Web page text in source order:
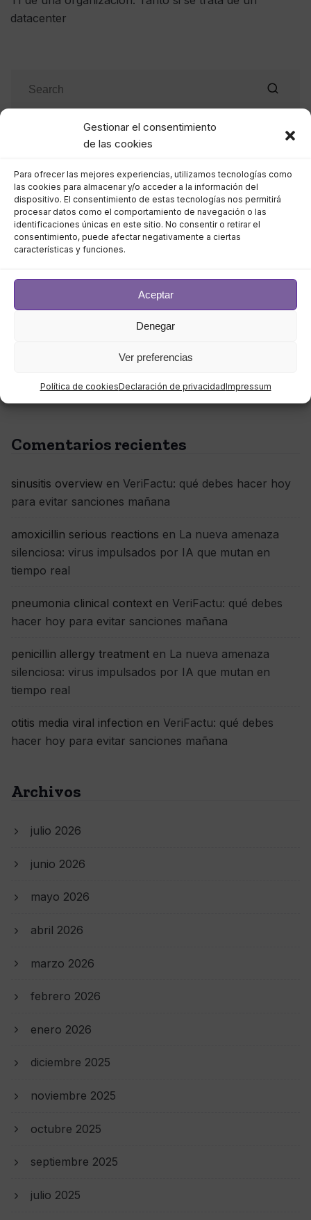
Gestionar el consentimiento
de las cookies
Para ofrecer las mejores experiencias, utilizamos tecnologías como
las cookies para almacenar y/o acceder a la información del
dispositivo. El consentimiento de estas tecnologías nos permitirá
procesar datos como el comportamiento de navegación o las
identificaciones únicas en este sitio. No consentir o retirar el
consentimiento, puede afectar negativamente a ciertas
características y funciones.
Aceptar
Denegar
Ver preferencias
Política de cookiesDeclaración de privacidadImpressum
datacenter
Entradas recientes
El phishing sigue siendo la entrada favorita para los
ciberdelincuentes
Eficiencia energética en el data center: tecnologías de
Las identidades falsas, el nuevo ataque a las empresas
La cadena de suministro, el gran desafío pendiente de
peligrosa que nunca
Comentarios recientes
sinusitis overview en VeriFactu: qué debes hacer hoy
para evitar sanciones mañana
amoxicillin serious reactions en La nueva amenaza
silenciosa: virus impulsados por IA que mutan en
tiempo real
pneumonia clinical context en VeriFactu: qué debes
hacer hoy para evitar sanciones mañana
penicillin allergy treatment en La nueva amenaza
silenciosa: virus impulsados por IA que mutan en
tiempo real
otitis media viral infection en VeriFactu: qué debes
hacer hoy para evitar sanciones mañana
Archivos
julio 2026
junio 2026
mayo 2026
abril 2026
marzo 2026
febrero 2026
enero 2026
diciembre 2025
noviembre 2025
octubre 2025
septiembre 2025
julio 2025